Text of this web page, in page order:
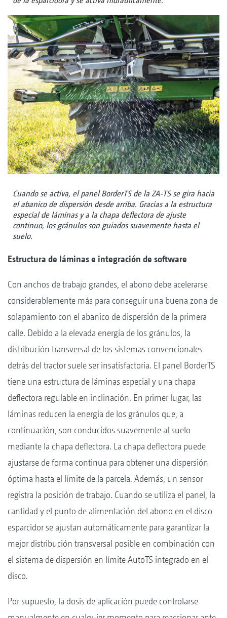
Cuando se activa, el panel BorderTS de la ZA-TS se gira hacia
el abanico de dispersión desde arriba. Gracias a la estructura
especial de láminas y a la chapa deflectora de ajuste
continuo, los gránulos son guiados suavemente hasta el
suelo.
Estructura de láminas e integración de software
Con anchos de trabajo grandes, el abono debe acelerarse
considerablemente más para conseguir una buena zona de
solapamiento con el abanico de dispersión de la primera
calle. Debido a la elevada energía de los gránulos, la
distribución transversal de los sistemas convencionales
detrás del tractor suele ser insatisfactoria. El panel BorderTS
tiene una estructura de láminas especial y una chapa
deflectora regulable en inclinación. En primer lugar, las
láminas reducen la energía de los gránulos que, a
continuación, son conducidos suavemente al suelo
mediante la chapa deflectora. La chapa deflectora puede
ajustarse de forma continua para obtener una dispersión
óptima hasta el límite de la parcela. Además, un sensor
registra la posición de trabajo. Cuando se utiliza el panel, la
cantidad y el punto de alimentación del abono en el disco
esparcidor se ajustan automáticamente para garantizar la
mejor distribución transversal posible en combinación con
el sistema de dispersión en límite AutoTS integrado en el
disco.
Por supuesto, la dosis de aplicación puede controlarse